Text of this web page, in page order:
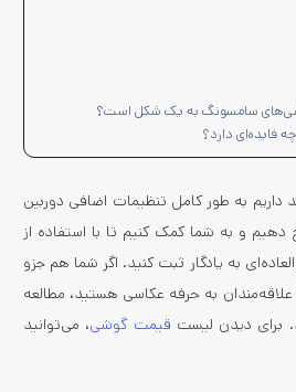
سامسونگ به یک شکل است؟
فایده‌ای دارد؟
داریم به طور کامل تنظیمات اضافی دوربین
و به شما کمک کنیم تا با استفاده از
به یادگار ثبت کنید. اگر شما هم جزو
به حرفه عکاسی هستید، مطالعه
برای دیدن لیست قیمت گوشی، می‌توانید